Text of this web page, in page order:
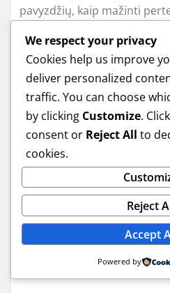
pavyzdžių, kaip mažinti
Skirtingi
tipai: ką
pagal jūsų
Ne visiems tiks tas pats
bute, dažnai pakanka 1–2
miegamasis) ir jutiklio prie
didesnis, daugiau dėmesio
aprėpčiai ir „zonų“ logikai.
We respect your privacy
Cookies help us improve
deliver personalized
traffic. You can choose
by clicking Customize. Click
consent or Reject All to
cookies.
Reject
Accept
Powered by